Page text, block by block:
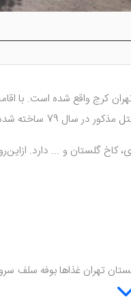
کرج واقع شده است. با
کامل شده است.
گلستان و ... دارد.
تهران غذاها بوفه سلف
سرد و گرم پذیرای